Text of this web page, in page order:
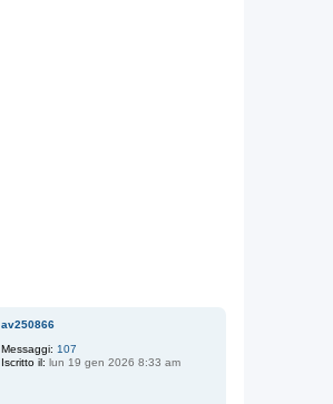
av250866
Messaggi: 107
Iscritto il: lun 19 gen 2026 8:33 am